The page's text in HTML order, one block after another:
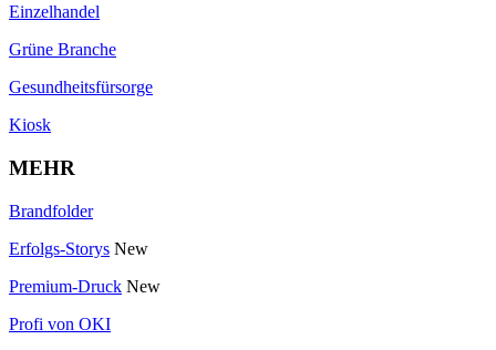
Einzelhandel
Grüne Branche
Gesundheitsfürsorge
Kiosk
MEHR
Brandfolder
Erfolgs-Storys New
Premium-Druck New
Profi von OKI